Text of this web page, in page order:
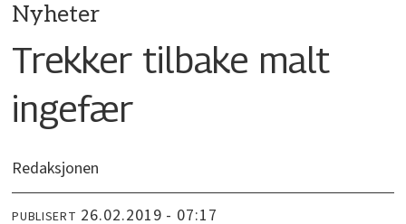
Nyheter
Trekker tilbake malt
ingefær
Redaksjonen
PUBLISERT 26.02.2019 - 07:17